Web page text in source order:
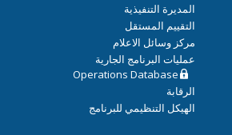
المديرة التنفيذية
التقييم المستقل
مركز وسائل الاعلام
عمليات البرنامج الجارية
Operations Database
الرقابة
الهيكل التنظيمي للبرنامج